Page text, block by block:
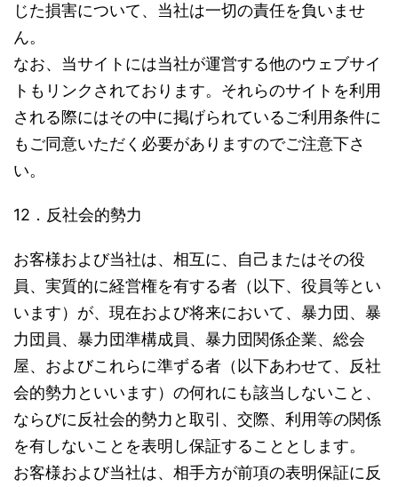
じた損害について、当社は一切の責任を負いませ
ん。
なお、当サイトには当社が運営する他のウェブサイ
トもリンクされております。それらのサイトを利用
される際にはその中に掲げられているご利用条件に
もご同意いただく必要がありますのでご注意下さ
い。
12．反社会的勢力
お客様および当社は、相互に、自己またはその役
員、実質的に経営権を有する者（以下、役員等とい
います）が、現在および将来において、暴力団、暴
力団員、暴力団準構成員、暴力団関係企業、総会
屋、およびこれらに準ずる者（以下あわせて、反社
会的勢力といいます）の何れにも該当しないこと、
ならびに反社会的勢力と取引、交際、利用等の関係
を有しないことを表明し保証することとします。
お客様および当社は、相手方が前項の表明保証に反